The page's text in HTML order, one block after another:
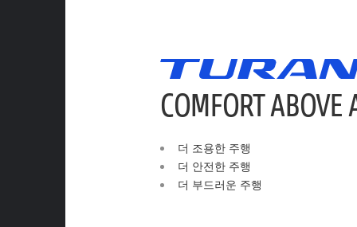
COMFORT ABOVE
더 조용한 주행
더 안전한 주행
더 부드러운 주행